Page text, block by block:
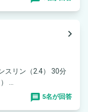
navigate_next
5名が回答